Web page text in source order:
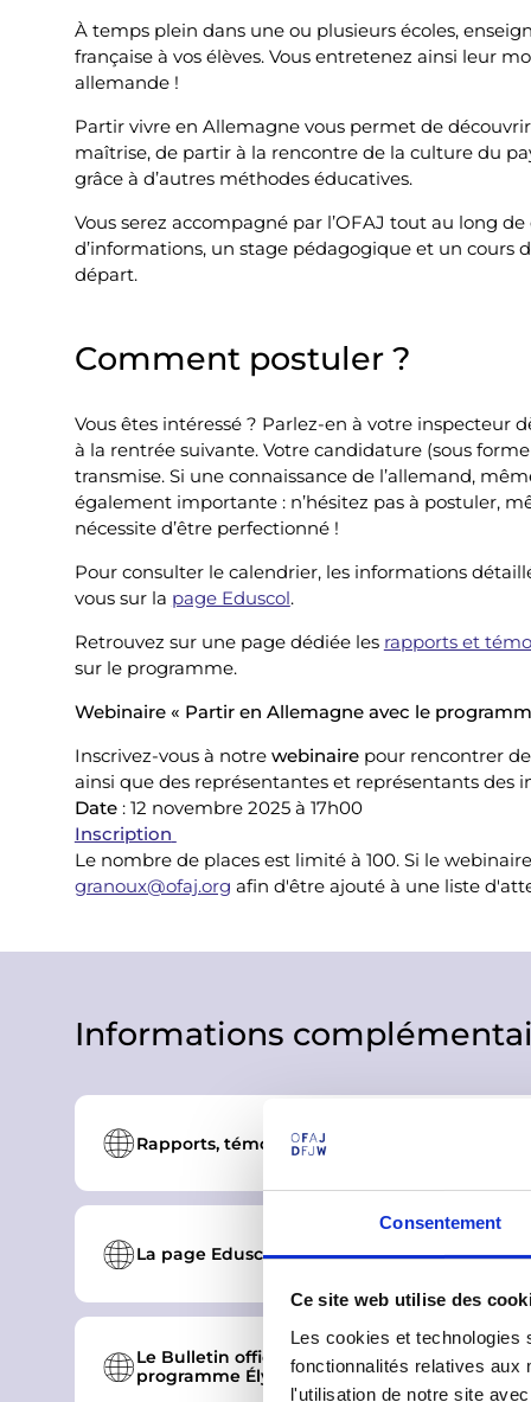
Consentement
Ce site web utilise des
Les cookies et technologies
fonctionnalités relatives aux
l'utilisation de notre site
À temps plein dans une ou plusieurs écoles,
française à vos élèves. Vous entretenez ainsi leur
allemande !
Partir vivre en Allemagne vous permet de
maîtrise, de partir à la rencontre de la culture du
grâce à d’autres méthodes éducatives.
Vous serez accompagné par l’OFAJ tout au long
d’informations, un stage pédagogique et un cours
départ.
Comment postuler ?
Vous êtes intéressé ? Parlez-en à votre inspecteur
à la rentrée suivante. Votre candidature (sous
transmise. Si une connaissance de l’allemand,
également importante : n’hésitez pas à postuler,
nécessite d’être perfectionné !
Pour consulter le calendrier, les informations
vous sur la page Eduscol.
Retrouvez sur une page dédiée les rapports et
sur le programme.
Webinaire « Partir en Allemagne avec le
Inscrivez-vous à notre webinaire pour rencontrer
ainsi que des représentantes et représentants des
Date : 12 novembre 2025 à 17h00
Inscription
Le nombre de places est limité à 100. Si le
granoux@ofaj.org afin d'être ajouté à une liste
Informations
Rapports, témoignages et articles sur le
La page Eduscol : informations, calendrier
Le Bulletin officiel (BO) du ministère sur les
programme Élysée Prim